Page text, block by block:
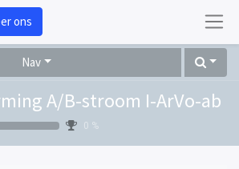
ons
Nav
A/B-stroom I-ArVo-ab
0 %